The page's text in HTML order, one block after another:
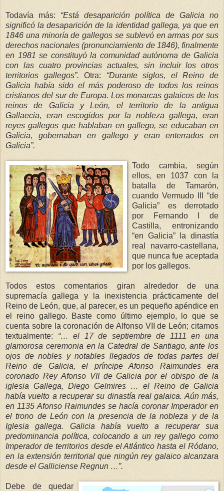
Todavía más: “Está desaparición política de Galicia no
significó la desaparición de la identidad gallega, ya que en
1846 una minoría de gallegos se sublevó en armas por sus
derechos nacionales (pronunciamiento de 1846), finalmente
en 1981 se constituyó la comunidad autónoma de Galicia
con las cuatro provincias actuales, sin incluir los otros
territorios gallegos”.Otra: “Durante siglos, el Reino de
Galicia había sido el más poderoso de todos los reinos
cristianos del sur de Europa. Los monarcas galaicos de los
reinos de Galicia y León, el territorio de la antigua
Gallaecia, eran escogidos por la nobleza gallega, eran
reyes gallegos que hablaban en gallego, se educaban en
Galicia, gobernaban en gallegoy eran enterrados en
Galicia”.
Todo cambia, según
ellos, en 1037 con la
batalla de Tamarón,
cuando Vermudo III “de
Galicia” es derrotado
por Fernando I de
Castilla, entronizando
“en Galicia” la dinastía
real navarro-castellana,
que nunca fue aceptada
por los gallegos.
Todos estos comentarios giran alrededor de una
supremacía gallega y la inexistencia prácticamente del
Reino de León, que, al parecer, es un pequeño apéndice en
el reino gallego. Baste como último ejemplo, lo que se
cuenta sobre la coronación de Alfonso VII de León; citamos
textualmente: “… el 17 de septiembre de 1111 en una
glamorosa ceremonia enla Catedral de Santiago, ante los
ojos de nobles y notables llegados de todas partes del
Reino de Galicia, el príncipe Afonso Raimundes era
coronado Rey Afonso VII de Galicia por el obispo de la
iglesia Gallega, Diego Gelmires … el Reino de Galicia
había vuelto a recuperar su dinastía real galaica. Aún más,
en 1135 Afonso Raimundes sehacía coronar Imperador en
el trono de León con la presencia de la nobleza y de la
Iglesia gallega. Galicia había vuelto a recuperar sua
predominancia política, colocando a un rey gallego como
Imperador de territorios desde el Atlántico hasta el Ródano,
en la extensión territorial que ningún rey galaico alcanzara
desde el Galliciense Regnun …”.
Debe de quedar